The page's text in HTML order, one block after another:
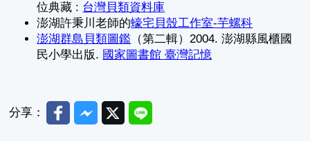
位典藏 : 台灣貝類資料庫
澎湖許秉川老師的蠔宅貝殼工作室-芋螺科
澎湖群島貝類圖鑑 （第二輯）2004. 澎湖縣風櫃國
民小學出版. 國家圖書館 臺灣記憶
分享： FacebookMessenger
TwitterLine